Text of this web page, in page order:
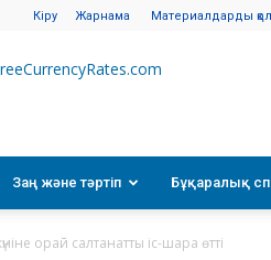
Кіру Жарнама Материалдарды
Заң және тәртіп Бұқаралық
орай салтанатты іс-шара өтті